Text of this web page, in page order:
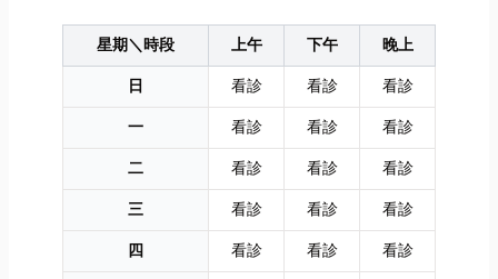
星期＼時段 上午 下午
晚上
日
看診 看診
看診
一
看診 看診
看診
二
看診 看診
看診
三
看診 看診
看診
四
看診 看診
看診